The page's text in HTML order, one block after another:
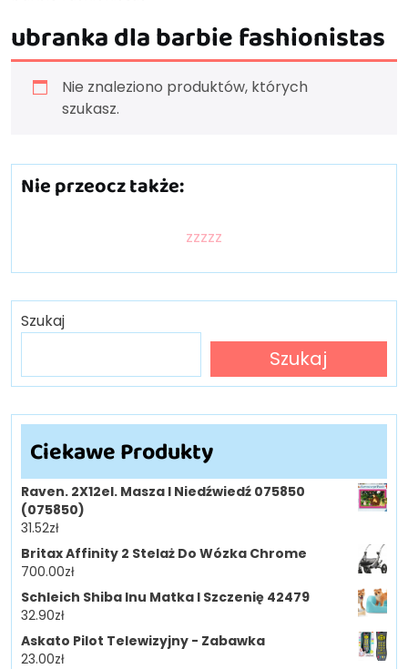
ubranka dla barbie fashionistas
Nie znaleziono produktów, których
szukasz.
Nie przeocz także:
zzzzz
Szukaj
Szukaj
Ciekawe Produkty
Raven. 2X12el. Masza I Niedźwiedź 075850
(075850)
31.52zł
Britax Affinity 2 Stelaż Do Wózka Chrome
700.00zł
Schleich Shiba Inu Matka I Szczenię 42479
32.90zł
Askato Pilot Telewizyjny - Zabawka
23.00zł